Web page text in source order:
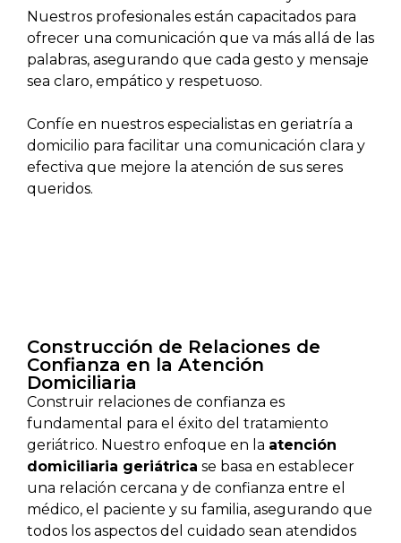
Nuestros profesionales están capacitados para
ofrecer una comunicación que va más allá de las
palabras, asegurando que cada gesto y mensaje
sea claro, empático y respetuoso.
Confíe en nuestros especialistas en geriatría a
domicilio para facilitar una comunicación clara y
efectiva que mejore la atención de sus seres
queridos.
Construcción de Relaciones de
Confianza en la Atención
Domiciliaria
Construir relaciones de confianza es
fundamental para el éxito del tratamiento
geriátrico. Nuestro enfoque en la atención
domiciliaria geriátrica se basa en establecer
una relación cercana y de confianza entre el
médico, el paciente y su familia, asegurando que
todos los aspectos del cuidado sean atendidos